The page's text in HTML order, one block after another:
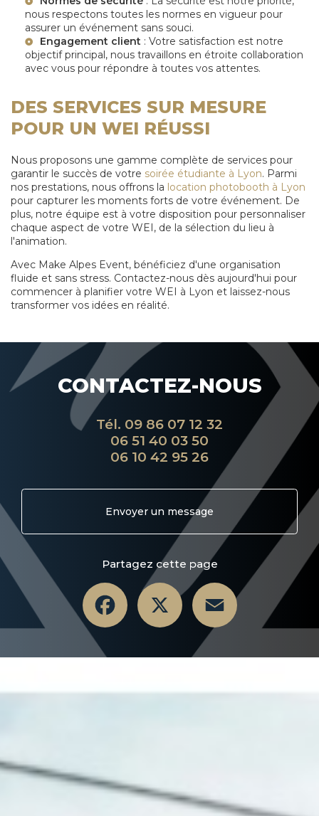
nous respectons toutes les normes en vigueur pour
assurer un événement sans souci.
Engagement client : Votre satisfaction est notre
objectif principal, nous travaillons en étroite collaboration
avec vous pour répondre à toutes vos attentes.
DES SERVICES SUR MESURE
POUR UN WEI RÉUSSI
Nous proposons une gamme complète de services pour
garantir le succès de votre soirée étudiante à Lyon. Parmi
nos prestations, nous offrons la location photobooth à Lyon
pour capturer les moments forts de votre événement. De
plus, notre équipe est à votre disposition pour personnaliser
chaque aspect de votre WEI, de la sélection du lieu à
l'animation.
Avec Make Alpes Event, bénéficiez d'une organisation
fluide et sans stress. Contactez-nous dès aujourd'hui pour
commencer à planifier votre WEI à Lyon et laissez-nous
transformer vos idées en réalité.
CONTACTEZ-NOUS
Tél. 09 86 07 12 32
06 51 40 03 50
06 10 42 95 26
Envoyer un message
Partagez cette page
Facebook X Email